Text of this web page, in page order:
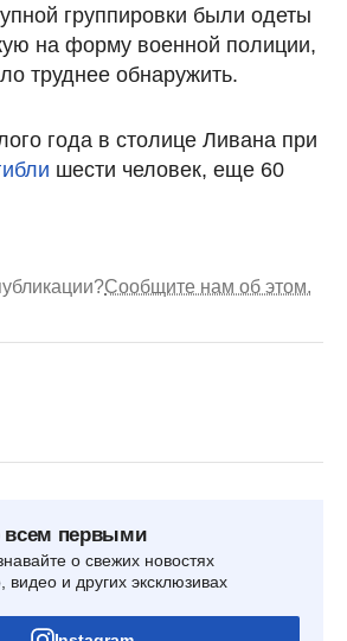
группировки были одеты
на форму военной полиции,
труднее обнаружить.
года в столице Ливана при
шести человек, еще 60
Сообщите нам об этом.
всем первыми
о свежих новостях
видео и других эксклюзивах